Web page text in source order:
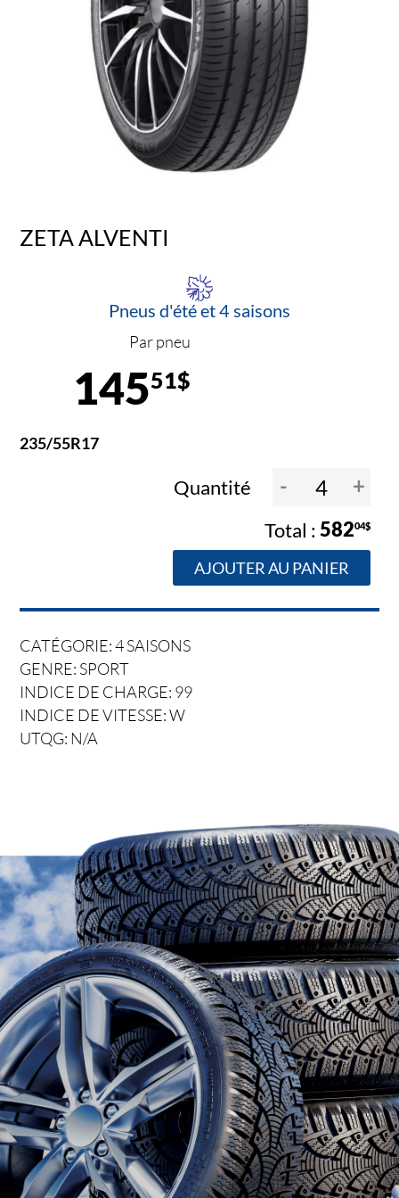
ZETA ALVENTI
Pneus d'été et 4 saisons
Par pneu
14551$
235/55R17
Quantité - +
58204$
AJOUTER AU PANIER
CATÉGORIE: 4 SAISONS
GENRE: SPORT
INDICE DE CHARGE: 99
INDICE DE VITESSE: W
UTQG: N/A